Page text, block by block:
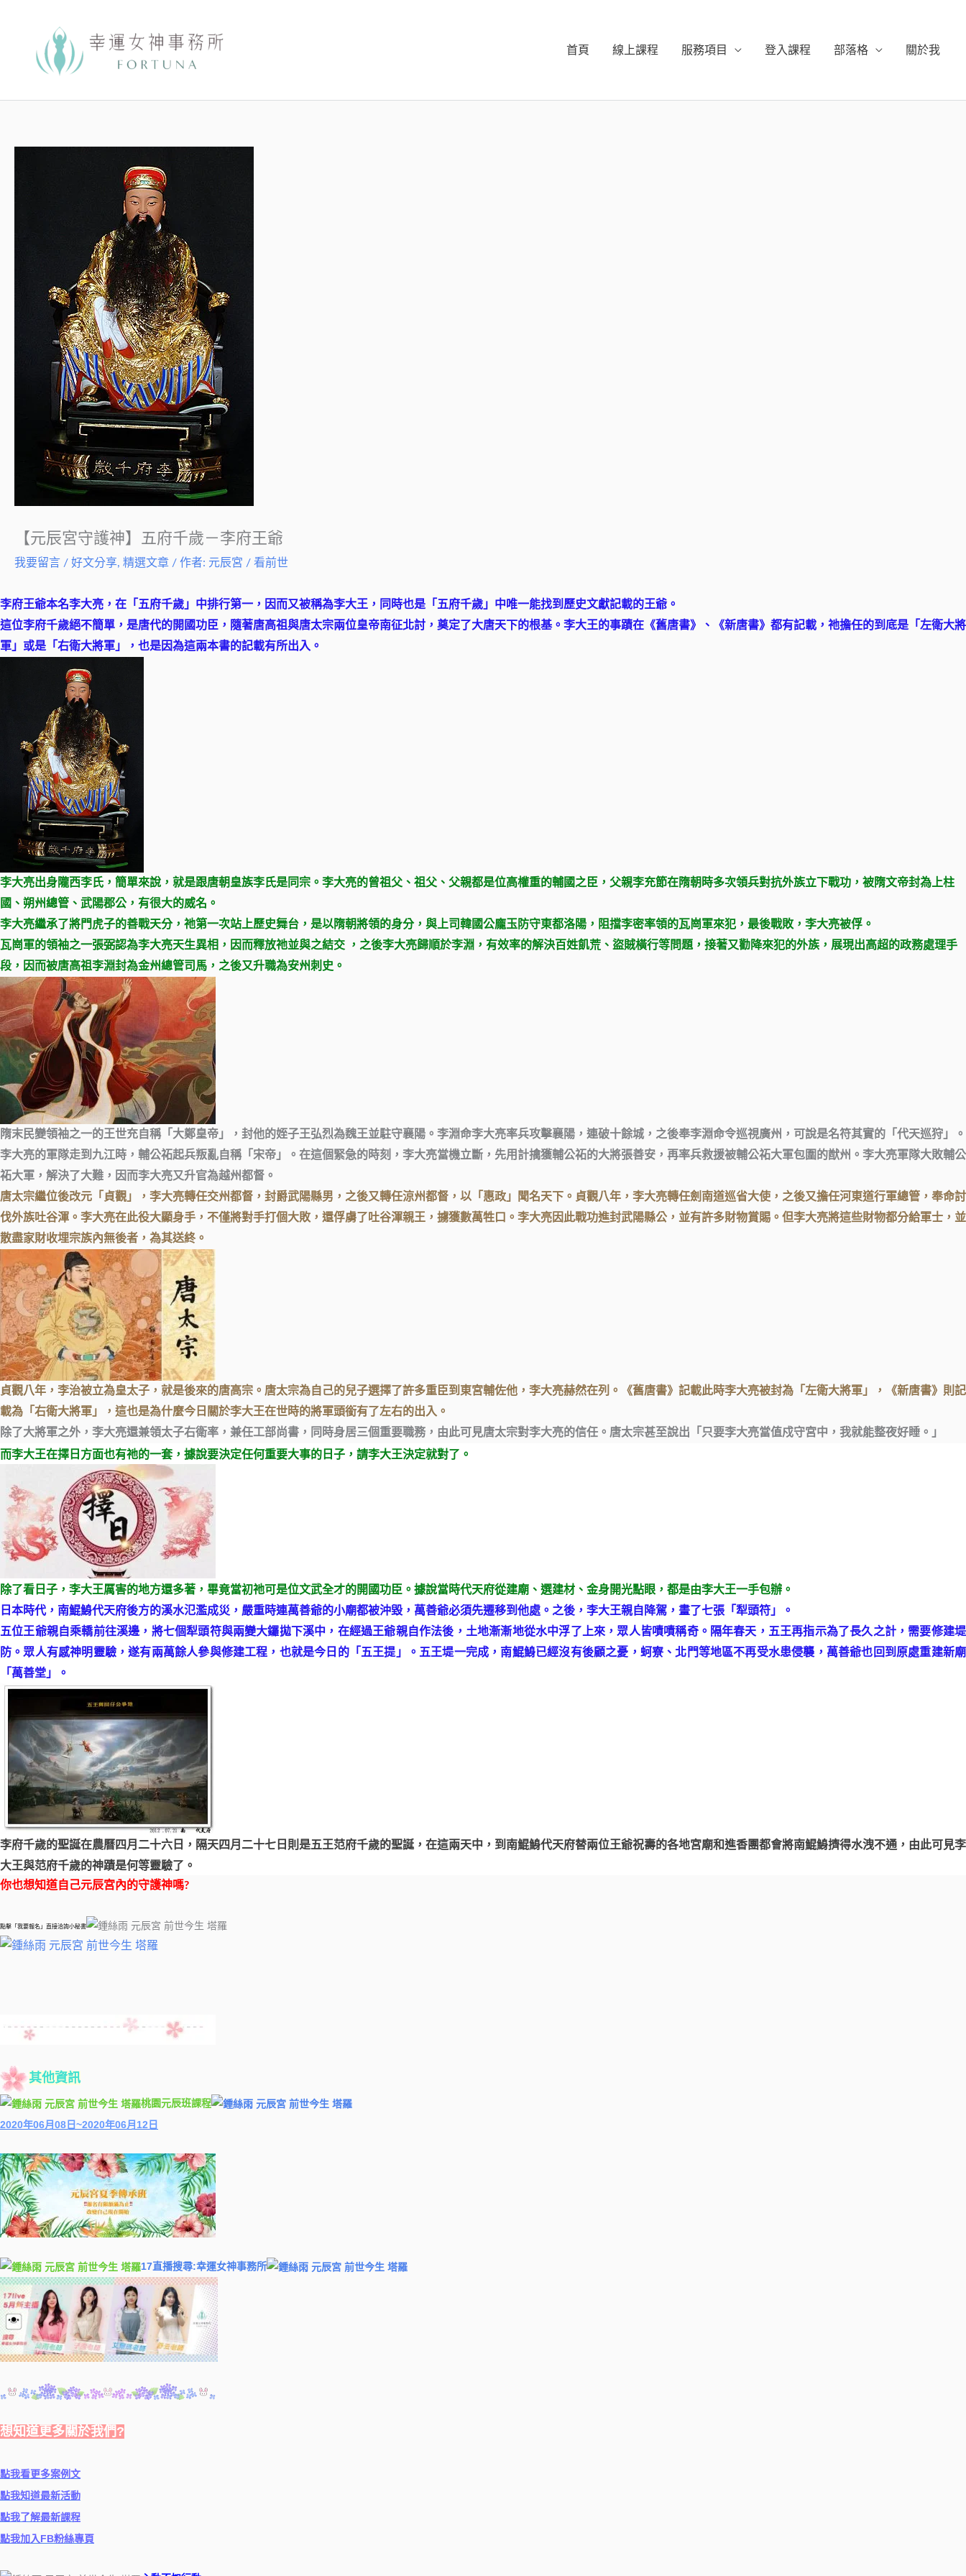
首頁 線上課程 服務項目 登入課程 部落格 關於我
【元辰宮守護神】五府千歲－李府王爺
我要留言 / 好文分享, 精選文章 / 作者: 元辰宮 / 看前世
李府王爺本名李大亮，在「五府千歲」中排行第一，因而又被稱為李大王，同時也是「五府千歲」中唯一能找到歷史文獻記載的王爺。
這位李府千歲絕不簡單，是唐代的開國功臣，隨著唐高祖與唐太宗兩位皇帝南征北討，奠定了大唐天下的根基。李大王的事蹟在《舊唐書》、《新唐書》都有記載，祂擔任的到底是「左衛大將
軍」或是「右衛大將軍」，也是因為這兩本書的記載有所出入。
李大亮出身隴西李氏，簡單來說，就是跟唐朝皇族李氏是同宗。李大亮的曾祖父、祖父、父親都是位高權重的輔國之臣，父親李充節在隋朝時多次領兵對抗外族立下戰功，被隋文帝封為上柱
國、朔州總管、武陽郡公，有很大的威名。
李大亮繼承了將門虎子的善戰天分，祂第一次站上歷史舞台，是以隋朝將領的身分，與上司韓國公龐玉防守東都洛陽，阻擋李密率領的瓦崗軍來犯，最後戰敗，李大亮被俘。
瓦崗軍的領袖之一張弼認為李大亮天生異相，因而釋放祂並與之結交 ，之後李大亮歸順於李淵，有效率的解決百姓飢荒、盜賊橫行等問題，接著又勸降來犯的外族，展現出高超的政務處理手
段，因而被唐高祖李淵封為金州總管司馬，之後又升職為安州刺史。
隋末民變領袖之一的王世充自稱「大鄭皇帝」，封他的姪子王弘烈為魏王並駐守襄陽。李淵命李大亮率兵攻擊襄陽，連破十餘城，之後奉李淵命令巡視廣州，可說是名符其實的「代天巡狩」。
李大亮的軍隊走到九江時，輔公祏起兵叛亂自稱「宋帝」。在這個緊急的時刻，李大亮當機立斷，先用計擒獲輔公祏的大將張善安，再率兵救援被輔公祏大軍包圍的猷州。李大亮軍隊大敗輔公
祏大軍，解決了大難，因而李大亮又升官為越州都督。
唐太宗繼位後改元「貞觀」，李大亮轉任交州都督，封爵武陽縣男，之後又轉任涼州都督，以「惠政」聞名天下。貞觀八年，李大亮轉任劍南道巡省大使，之後又擔任河東道行軍總管，奉命討
伐外族吐谷渾。李大亮在此役大顯身手，不僅將對手打個大敗，還俘虜了吐谷渾親王，擄獲數萬牲口。李大亮因此戰功進封武陽縣公，並有許多財物賞賜。但李大亮將這些財物都分給軍士，並
散盡家財收埋宗族內無後者，為其送終。
貞觀八年，李治被立為皇太子，就是後來的唐高宗。唐太宗為自己的兒子選擇了許多重臣到東宮輔佐他，李大亮赫然在列。《舊唐書》記載此時李大亮被封為「左衛大將軍」，《新唐書》則記
載為「右衛大將軍」，這也是為什麼今日關於李大王在世時的將軍頭銜有了左右的出入。
除了大將軍之外，李大亮還兼領太子右衛率，兼任工部尚書，同時身居三個重要職務，由此可見唐太宗對李大亮的信任。唐太宗甚至說出「只要李大亮當值戍守宮中，我就能整夜好睡。」
而李大王在擇日方面也有祂的一套，據說要決定任何重要大事的日子，請李大王決定就對了。
除了看日子，李大王厲害的地方還多著，畢竟當初祂可是位文武全才的開國功臣。據說當時代天府從建廟、選建材、金身開光點眼，都是由李大王一手包辦。
日本時代，南鯤鯓代天府後方的溪水氾濫成災，嚴重時連萬善爺的小廟都被沖毀，萬善爺必須先遷移到他處。之後，李大王親自降駕，畫了七張「犁頭符」。
五位王爺親自乘轎前往溪邊，將七個犁頭符與兩變大鑼拋下溪中，在經過王爺親自作法後，土地漸漸地從水中浮了上來，眾人皆嘖嘖稱奇。隔年春天，五王再指示為了長久之計，需要修建堤
防。眾人有感神明靈驗，遂有兩萬餘人參與修建工程，也就是今日的「五王提」。五王堤一完成，南鯤鯓已經沒有後顧之憂，蚵寮、北門等地區不再受水患侵襲，萬善爺也回到原處重建新廟
「萬善堂」。
李府千歲的聖誕在農曆四月二十六日，隔天四月二十七日則是五王范府千歲的聖誕，在這兩天中，到南鯤鯓代天府替兩位王爺祝壽的各地宮廟和進香團都會將南鯤鯓擠得水洩不通，由此可見李
大王與范府千歲的神蹟是何等靈驗了。
你也想知道自己元辰宮內的守護神嗎?
點擊「我要報名」直接洽詢小秘書
其他資訊
桃園元辰班課程
2020年06月08日~2020年06月12日
17直播搜尋:幸運女神事務所
想知道更多關於我們?
點我看更多案例文
點我知道最新活動
點我了解最新課程
點我加入FB粉絲專頁